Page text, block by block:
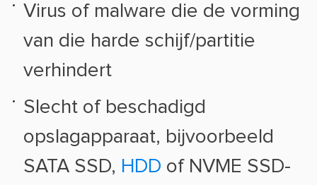
Virus of malware die de vorming
van die harde schijf/partitie
verhindert
Slecht of beschadigd
opslagapparaat, bijvoorbeeld
SATA SSD, HDD of NVME SSD-